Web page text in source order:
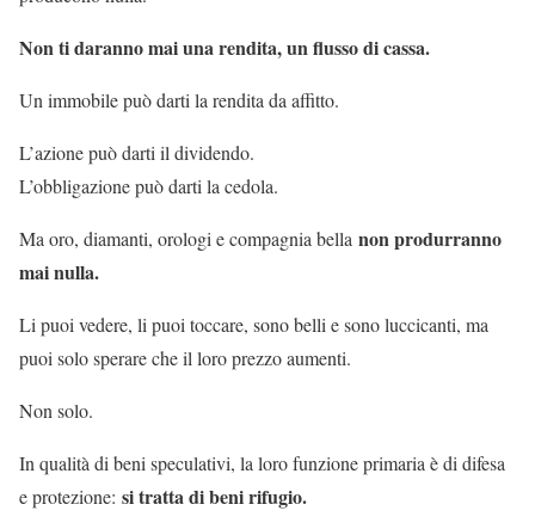
Non ti daranno mai una rendita, un flusso di cassa.
Un immobile può darti la rendita da affitto.
L’azione può darti il dividendo.
L’obbligazione può darti la cedola.
Ma oro, diamanti, orologi e compagnia bella non produrranno
mai nulla.
Li puoi vedere, li puoi toccare, sono belli e sono luccicanti, ma
puoi solo sperare che il loro prezzo aumenti.
Non solo.
In qualità di beni speculativi, la loro funzione primaria è di difesa
e protezione: si tratta di beni rifugio.